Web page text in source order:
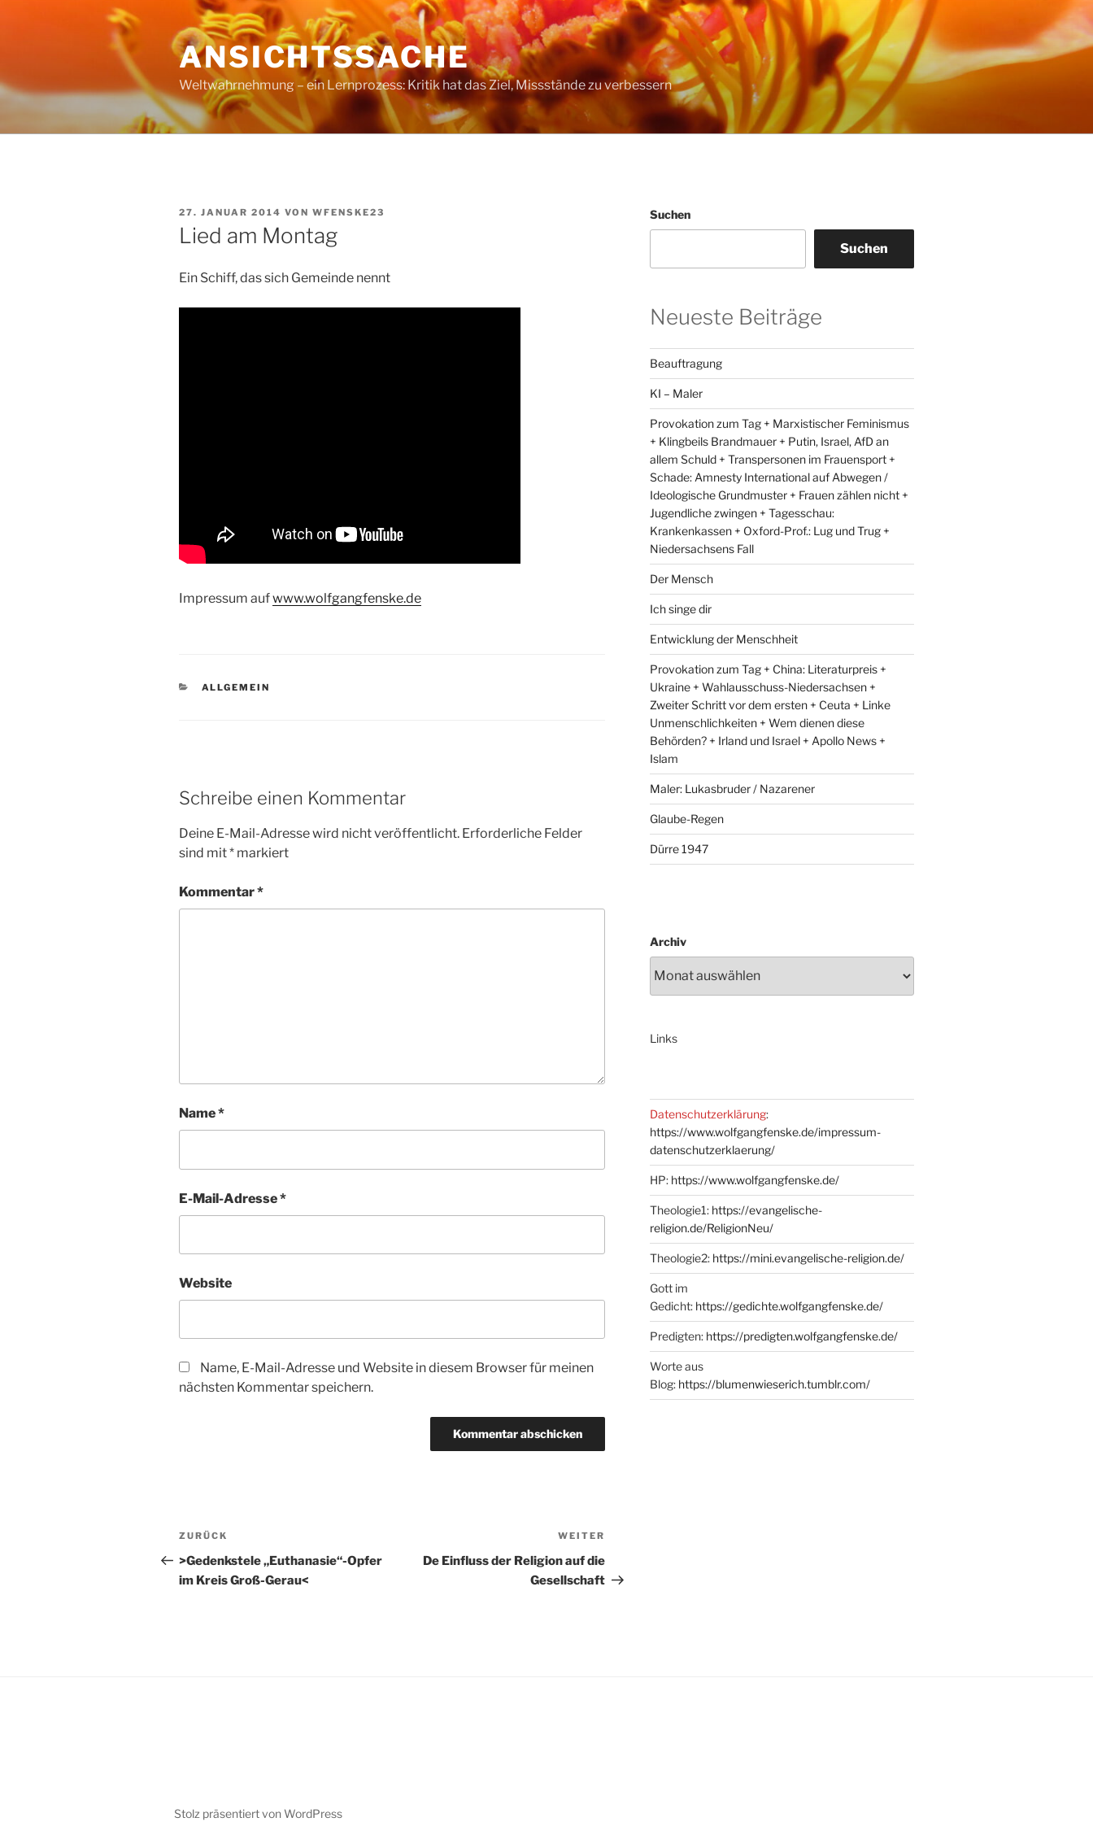
ANSICHTSSACHE
Weltwahrnehmung – ein Lernprozess: Kritik hat das Ziel, Missstände zu verbessern
VERÖFFENTLICHT
AM
27. JANUAR 2014 VON WFENSKE23
Lied am Montag
Ein Schiff, das sich Gemeinde nennt
Impressum aufwww.wolfgangfenske.de
KATEGORIEN
ALLGEMEIN
Schreibe einen Kommentar
Deine E-Mail-Adresse wird nicht veröffentlicht. Erforderliche Felder
sind mit* markiert
Kommentar*
Name*
E-Mail-Adresse*
Website
Name, E-Mail-Adresse und Website in diesem Browser für meinen
nächsten Kommentar speichern.
Beitragsnavigation
Vorheriger
Beitrag
ZURÜCK
>Gedenkstele „Euthanasie“-Opfer
im Kreis Groß-Gerau<
Beitrag
WEITER
De Einfluss der Religion auf die
Gesellschaft
Suchen
Suchen
Neueste Beiträge
Beauftragung
KI – Maler
Provokation zum Tag + Marxistischer Feminismus
+ Klingbeils Brandmauer + Putin, Israel, AfD an
allem Schuld + Transpersonen im Frauensport +
Schade: Amnesty International auf Abwegen /
Ideologische Grundmuster + Frauen zählen nicht +
Jugendliche zwingen + Tagesschau:
Krankenkassen + Oxford-Prof.: Lug und Trug +
Niedersachsens Fall
Der Mensch
Ich singe dir
Entwicklung der Menschheit
Provokation zum Tag + China: Literaturpreis +
Ukraine + Wahlausschuss-Niedersachsen +
Zweiter Schritt vor dem ersten + Ceuta + Linke
Unmenschlichkeiten + Wem dienen diese
Behörden? + Irland und Israel + Apollo News +
Islam
Maler: Lukasbruder / Nazarener
Glaube-Regen
Dürre 1947
Archiv
Links
Datenschutzerklärung:
https://www.wolfgangfenske.de/impressum-
datenschutzerklaerung/
HP: https://www.wolfgangfenske.de/
Theologie1: https://evangelische-
religion.de/ReligionNeu/
Theologie2: https://mini.evangelische-religion.de/
Gott im
Gedicht: https://gedichte.wolfgangfenske.de/
Predigten: https://predigten.wolfgangfenske.de/
Worte aus
Blog: https://blumenwieserich.tumblr.com/
Stolz präsentiert von WordPress